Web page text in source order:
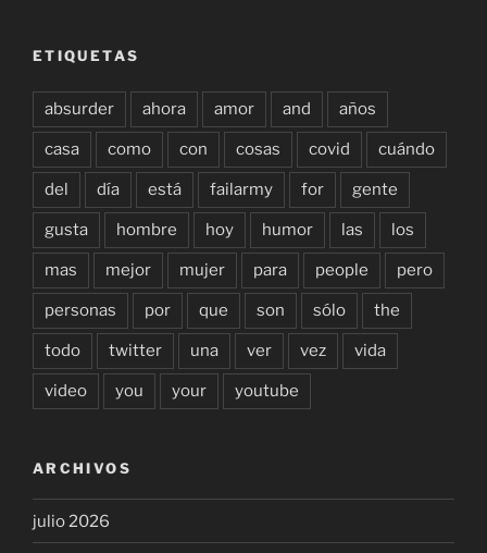
ETIQUETAS
absurder ahora amor and años
casa como con cosas covid cuándo
del día está failarmy for gente
gusta hombre hoy humor las los
mas mejor mujer para people pero
personas por que son sólo the
todo twitter una ver vez vida
video you your youtube
ARCHIVOS
julio 2026